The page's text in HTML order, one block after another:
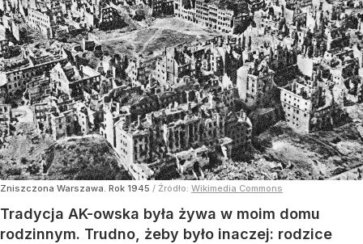
Zniszczona Warszawa. Rok 1945 / Źródło: Wikimedia Commons
Tradycja AK-owska była żywa w moim domu
rodzinnym. Trudno, żeby było inaczej: rodzice